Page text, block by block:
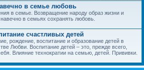
в семье любовь
в семье. Возвращение народу образ жизни и
в семьях сохранять любовь.
счастливых детей
рождение, воспитание и образование детей в
Любви. Воспитание детей – это, прежде всего,
Влияние технократии на семью, детей. Прививки.